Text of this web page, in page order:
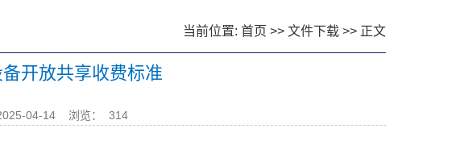
当前位置: 首页 >> 文件下载 >> 正文
开放共享收费标准
04-14 浏览： 314